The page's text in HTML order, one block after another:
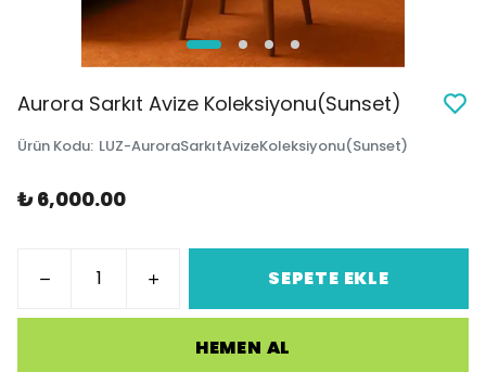
Aurora Sarkıt Avize Koleksiyonu(Sunset)
Ürün Kodu: LUZ-AuroraSarkıtAvizeKoleksiyonu(Sunset)
₺ 6,000.00
SEPETE EKLE
HEMEN AL